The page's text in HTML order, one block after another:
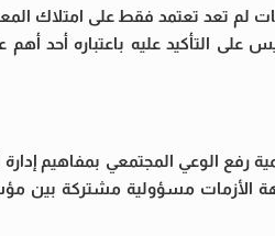
تعد تعتمد فقط على امتلاك
على التأكيد عليه باعتباره أحد
الوعي المجتمعي بمفاهيم إدارة
الأزمات مسؤولية مشتركة بين